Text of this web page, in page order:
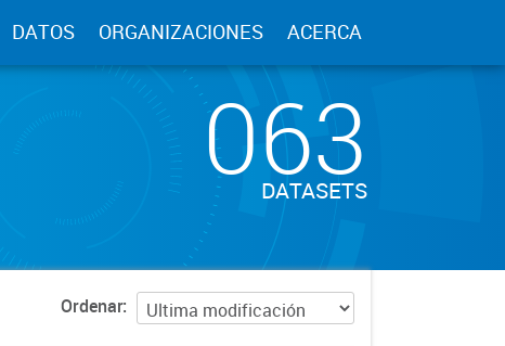
DATOS ORGANIZACIONES ACERCA
063
DATASETS
Ordenar